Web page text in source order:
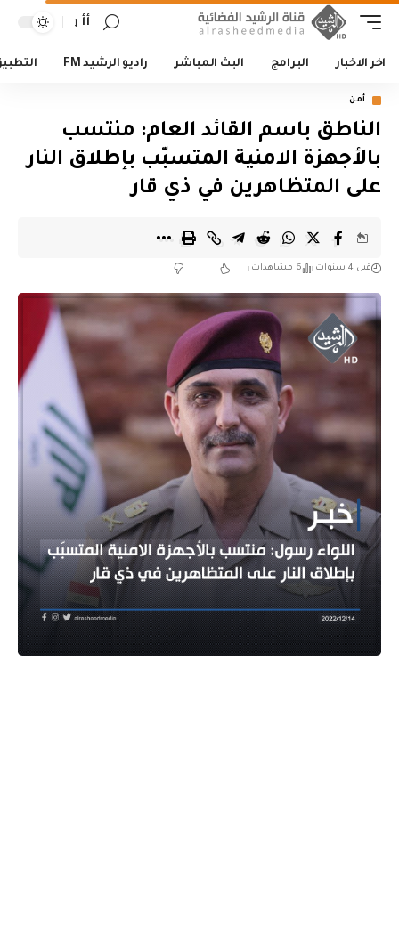
أأ
اخر الاخبار البرامج البث المباشر راديو الرشيد FM
أمن
الناطق باسم القائد العام: منتسب
بالأجهزة الامنية المتسبّب بإطلاق النار
على المتظاهرين في ذي قار
قبل 4 سنوات 6 مشاهدات